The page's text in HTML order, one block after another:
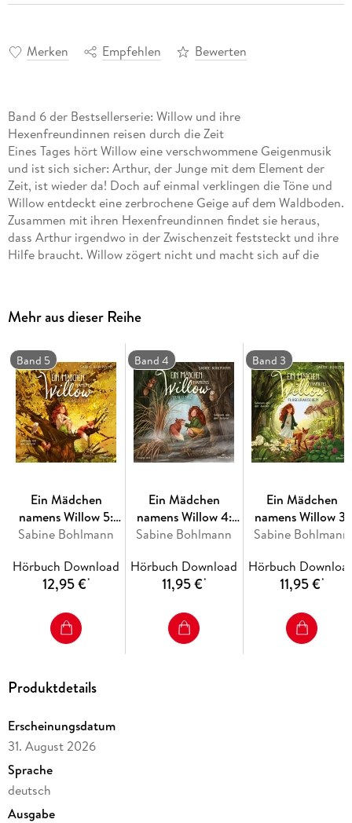
Merken Empfehlen Bewerten
Band 6 der Bestsellerserie: Willow und ihre
Hexenfreundinnen reisen durch die Zeit
Eines Tages hört Willow eine verschwommene Geigenmusik
und ist sich sicher: Arthur, der Junge mit dem Element der
Zeit, ist wieder da! Doch auf einmal verklingen die Töne und
Willow entdeckt eine zerbrochene Geige auf dem Waldboden.
Zusammen mit ihren Hexenfreundinnen findet sie heraus,
dass Arthur irgendwo in der Zwischenzeit feststeckt und ihre
Hilfe braucht. Willow zögert nicht und macht sich auf die
geht sie auf eine Reise durch die Zeit . . .
Diese abenteuerliche Reise in die Vergangenheit und die
Zukunft bietet neue Einblicke in die Willow-Welt. Ideal für
Kinder ab 10 Jahren und für alle, die wissen möchten, welche
Kräfte in der Natur stecken.
In dieser Serie bereits erschienen:
Ein Mädchen namens Willow (1)
Ein Mädchen namens Willow Waldgeflüster (2)
Ein Mädchen namens Willow Nebeltanz (4)
Ein Mädchen namens Willow Schattenzeit (5)
Mehr aus dieser Reihe
Band 5
Ein Mädchen
namens Willow 5:
Schattenzeit
Sabine Bohlmann
Hörbuch Download
12,95 €*
Band 4
Ein Mädchen
namens Willow 4:
Nebeltanz
Sabine Bohlmann
Hörbuch Download
11,95 €*
Band 3
Ein Mädchen
namens Willow 3:
Flügelrauschen
Sabine Bohlmann
Hörbuch
11,95 €*
Produktdetails
Erscheinungsdatum
31. August 2026
Sprache
deutsch
Ausgabe